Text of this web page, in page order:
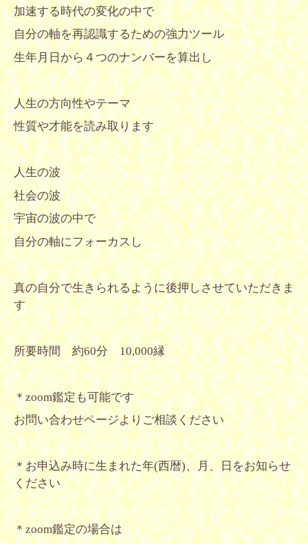
加速する時代の変化の中で
自分の軸を再認識するための強力ツール
生年月日から４つのナンバーを算出し
人生の方向性やテーマ
性質や才能を読み取ります
人生の波
社会の波
宇宙の波の中で
自分の軸にフォーカスし
真の自分で生きられるように後押しさせていただきま
す
所要時間 約60分 10,000縁
＊zoom鑑定も可能です
お問い合わせページよりご相談ください
＊お申込み時に生まれた年(西暦)、月、日をお知らせ
ください
＊zoom鑑定の場合は